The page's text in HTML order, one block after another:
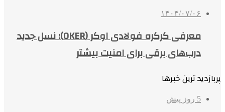
۱۴۰۴/۰۷/۰۶
معرفی کرکره فولادی اوکر (OKER)؛ نسل جدید
درب‌های برقی برای امنیت بیشتر
پربازدید ترین خبرها
5 روز پیش